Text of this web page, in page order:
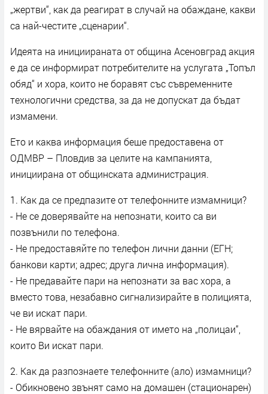
„жертви“, как да реагират в случай на обаждане, какви
са най-честите „сценарии“.
Идеята на инициираната от община Асеновград акция
е да се информират потребителите на услугата „Топъл
обяд“ и хора, които не боравят със съвременните
технологични средства, за да не допускат да бъдат
измамени.
Ето и каква информация беше предоставена от
ОДМВР – Пловдив за целите на кампанията,
инициирана от общинската администрация.
1. Как да се предпазите от телефонните измамници?
- Не се доверявайте на непознати, които са ви
позвънили по телефона.
- Не предоставяйте по телефон лични данни (ЕГН;
банкови карти; адрес; друга лична информация).
- Не предавайте пари на непознати за вас хора, а
вместо това, незабавно сигнализирайте в полицията,
че ви искат пари.
- Не вярвайте на обаждания от името на „полицаи“,
които Ви искат пари.
2. Как да разпознаете телефонните (ало) измамници?
- Обикновено звънят само на домашен (стационарен)